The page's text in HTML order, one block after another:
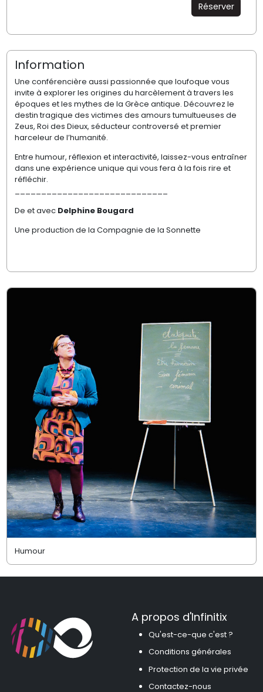
Réserver
Information
Une conférencière aussi passionnée que loufoque vous
invite à explorer les origines du harcèlement à travers les
époques et les mythes de la Grèce antique. Découvrez le
destin tragique des victimes des amours tumultueuses de
Zeus, Roi des Dieux, séducteur controversé et premier
harceleur de l’humanité.
Entre humour, réflexion et interactivité, laissez-vous entraîner
dans une expérience unique qui vous fera à la fois rire et
réfléchir.
De et avec Delphine Bougard
Une production de la Compagnie de la Sonnette
Humour
A propos d'Infinitix
Qu'est-ce-que c'est ?
Conditions générales
Protection de la vie privée
Contactez-nous